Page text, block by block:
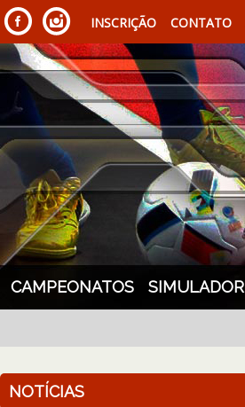
INSCRIÇÃO CONTATO
CAMPEONATOS SIMULADOR
NOTÍCIAS